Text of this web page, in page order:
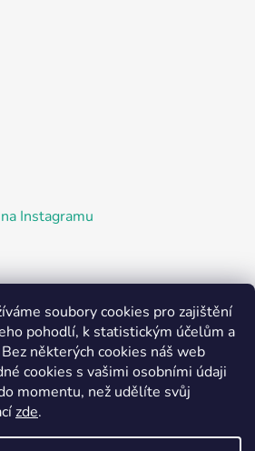
soubory cookies pro zajištění
pohodlí, k statistickým účelům a
některých cookies náš web
cookies s vašimi osobními údaji
momentu, než udělíte svůj
zde.
Instagramu
prodejna Barefoot Plzeň